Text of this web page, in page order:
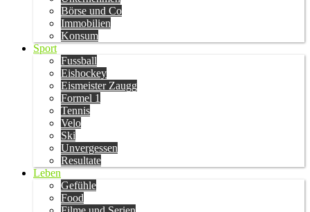
Börse und Co
Immobilien
Konsum
Sport
Fussball
Eishockey
Eismeister Zaugg
Formel 1
Tennis
Velo
Ski
Unvergessen
Resultate
Leben
Gefühle
Food